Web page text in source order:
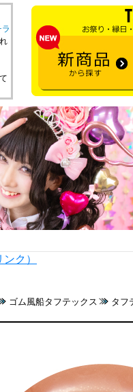
ク）
ゴム風船タフテックス タフ